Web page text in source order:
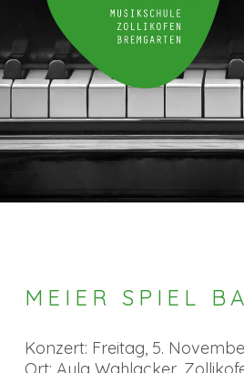
MEIER SPIEL
Konzert: Freitag, 5.
Ort: Aula Wahlacker,